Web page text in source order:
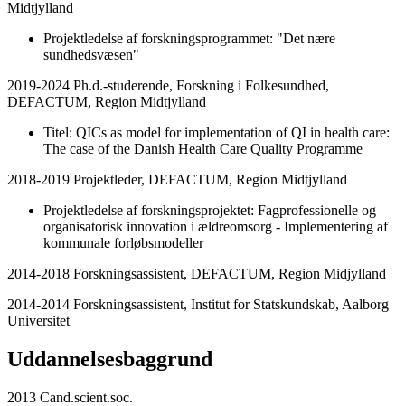
Midtjylland
Projektledelse af forskningsprogrammet: "Det nære
sundhedsvæsen"
2019-2024 Ph.d.-studerende, Forskning i Folkesundhed,
DEFACTUM, Region Midtjylland
Titel: QICs as model for implementation of QI in health care:
The case of the Danish Health Care Quality Programme
2018-2019 Projektleder, DEFACTUM, Region Midtjylland
Projektledelse af forskningsprojektet: Fagprofessionelle og
organisatorisk innovation i ældreomsorg - Implementering af
kommunale forløbsmodeller
2014-2018 Forskningsassistent, DEFACTUM, Region Midjylland
2014-2014 Forskningsassistent, Institut for Statskundskab, Aalborg
Universitet
Uddannelsesbaggrund
2013 Cand.scient.soc.